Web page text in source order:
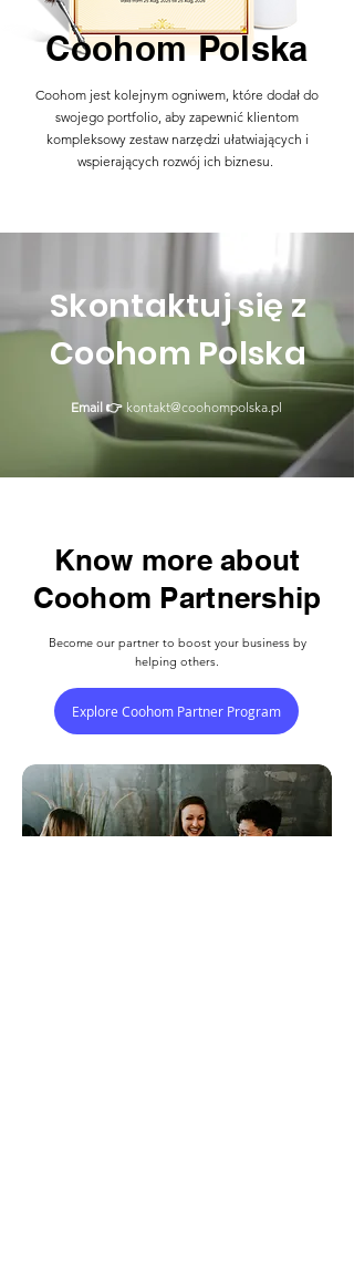
Coohom Polska
Coohom jest kolejnym ogniwem, które dodał do
swojego portfolio, aby zapewnić klientom
kompleksowy zestaw narzędzi ułatwiających i
wspierających rozwój ich biznesu.
Skontaktuj się z
Coohom Polska
Email 👉 kontakt@coohompolska.pl
Know more about
Coohom Partnership
Become our partner to boost your business by
helping others.
Explore Coohom Partner Program